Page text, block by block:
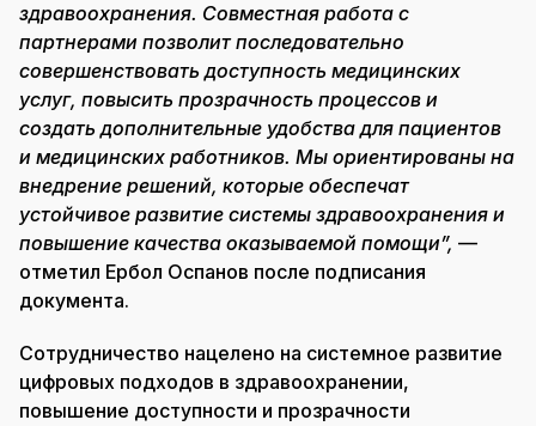
здравоохранения. Совместная работа с
партнерами позволит последовательно
совершенствовать доступность медицинских
услуг, повысить прозрачность процессов и
создать дополнительные удобства для пациентов
и медицинских работников. Мы ориентированы на
внедрение решений, которые обеспечат
устойчивое развитие системы здравоохранения и
повышение качества оказываемой помощи”, —
отметил Ербол Оспанов после подписания
документа.
Сотрудничество нацелено на системное развитие
цифровых подходов в здравоохранении,
повышение доступности и прозрачности